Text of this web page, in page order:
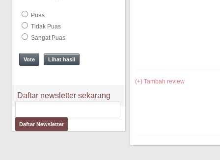
Puas
Tidak Puas
Sangat Puas
Lihat hasil
Daftar newsletter sekarang
(+) Tambah review